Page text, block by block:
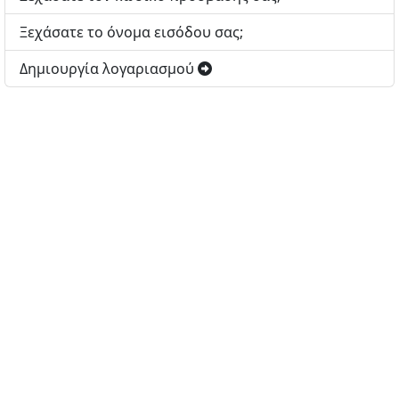
Ξεχάσατε το όνομα εισόδου σας;
Δημιουργία λογαριασμού